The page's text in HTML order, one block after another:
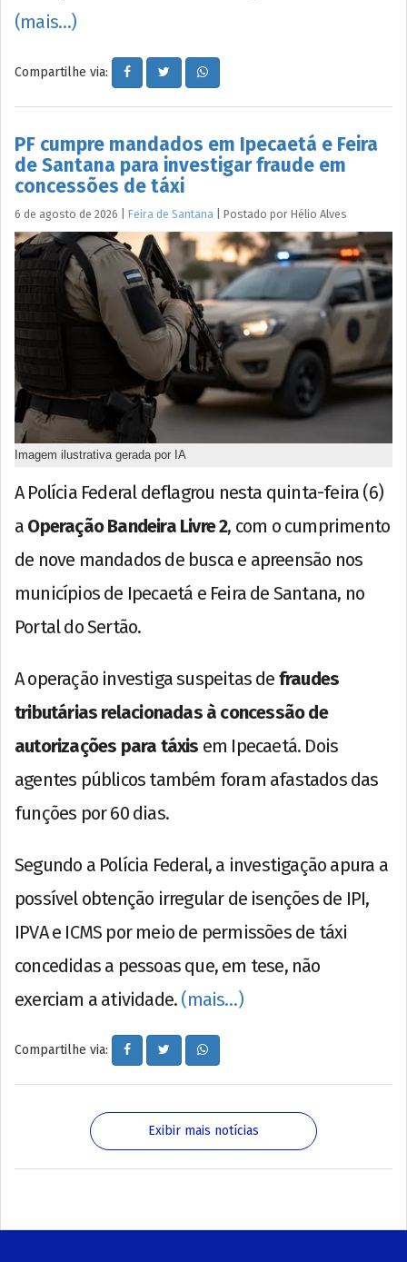
(mais…)
Compartilhe via:
PF cumpre mandados em Ipecaetá e Feira
de Santana para investigar fraude em
concessões de táxi
6 de agosto de 2026 Feira de Santana Postado por Hélio Alves
Imagem ilustrativa gerada por IA
A Polícia Federal deflagrou nesta quinta-feira (6)
a Operação Bandeira Livre 2, com o cumprimento
de nove mandados de busca e apreensão nos
municípios de Ipecaetá e Feira de Santana, no
Portal do Sertão.
A operação investiga suspeitas de fraudes
tributárias relacionadas à concessão de
autorizações para táxis em Ipecaetá. Dois
agentes públicos também foram afastados das
funções por 60 dias.
Segundo a Polícia Federal, a investigação apura a
possível obtenção irregular de isenções de IPI,
IPVA e ICMS por meio de permissões de táxi
concedidas a pessoas que, em tese, não
exerciam a atividade. (mais…)
Compartilhe via:
Exibir mais notícias